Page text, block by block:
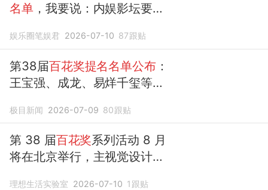
名单 ，我要说：内娱影坛要完
娱乐圈笔娱君 2026-07-10 87跟贴
第38届百花奖提名名单公布：
王宝强、成龙、易烊千玺等提
丽、宋佳等提名最佳女主角
极目新闻 2026-07-09 80跟贴
第 38 届百花奖系列活动 8 月
将在北京举行，主视觉设计和
理想生活实验室 2026-07-10 1 跟贴